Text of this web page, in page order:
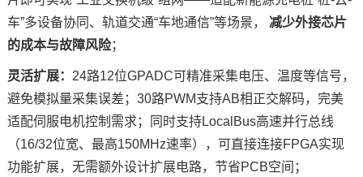
车”多设备协同、 轨道交通“车地通信”等场景， 减少外接芯片
的成本与故障风险；
灵活扩展： 24路12位GPADC可精准采集电压、温度等信号，
避免模拟量采集误差；30路PWM支持AB相正交解码，完美
适配伺服电机控制需求；同时支持LocalBus高速并行总线
（16/32位宽、最高150MHz速率），可直接连接FPGA实现
功能扩展，无需额外设计扩展电路，节省PCB空间；